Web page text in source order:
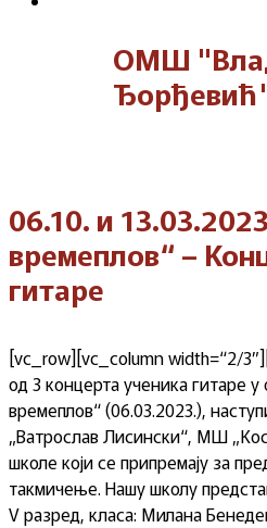
ОМШ
06.10. и
времеплов“ –
гитаре
[vc_row][vc_column width=“2/
од 3 концерта ученика гитаре
времеплов“ (06.03.2023.),
„Ватрослав Лисински“, МШ
школе који се припремају за
такмичење. Нашу школу
V разред, класа: Милана